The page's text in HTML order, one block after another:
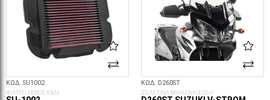
ΚΩΔ. SU1002
ΦΙΛΤΡΟ ΑΕΡΟΣ K&N
ΚΩΔ. D260ST
ΖΕΛΑΤΙΝΑ ΜΗΧΑΝΗΣ GIVI